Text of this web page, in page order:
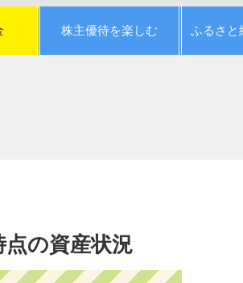
株主優待を楽しむ ふるさと
点の資産状況